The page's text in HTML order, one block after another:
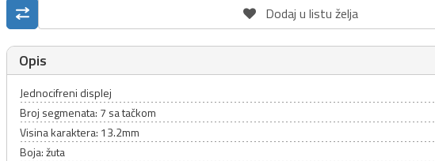
Dodaj u listu želja
Opis
Jednocifreni displej
Broj segmenata: 7 sa tačkom
Visina karaktera: 13.2mm
Boja: žuta